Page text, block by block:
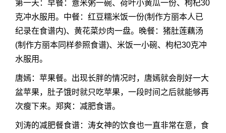
第一天：早餐：薏米粥一碗、荷叶小黄瓜一份、枸杞30
克冲水服用。中餐：红豆糯米饭一份(制作方丽本人已
纪录在食谱内)、黄花菜炒肉一盘。晚餐：猪肚莲藕汤
(制作方丽本同样参照食谱)、米饭一小碗、枸杞30克冲
水服用。
唐嫣：苹果餐。出现长胖的情况时，唐嫣就会削好一大
盆苹果，肚子饿时就只吃苹果，一段时间之后就能够再
次瘦下来。郑爽：减肥食谱。
刘涛的减肥餐食谱：涛女神的饮食也一直非常在意，食